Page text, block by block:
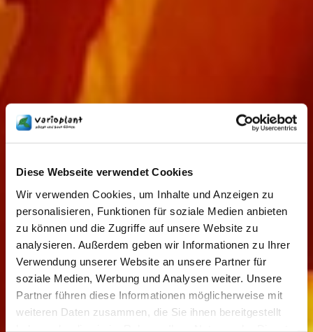
Diese Webseite verwendet Cookies
Wir verwenden Cookies, um Inhalte und Anzeigen zu
personalisieren, Funktionen für soziale Medien anbieten
zu können und die Zugriffe auf unsere Website zu
analysieren. Außerdem geben wir Informationen zu Ihrer
Verwendung unserer Website an unsere Partner für
soziale Medien, Werbung und Analysen weiter. Unsere
Partner führen diese Informationen möglicherweise mit
weiteren Daten zusammen, die Sie ihnen bereitgestellt